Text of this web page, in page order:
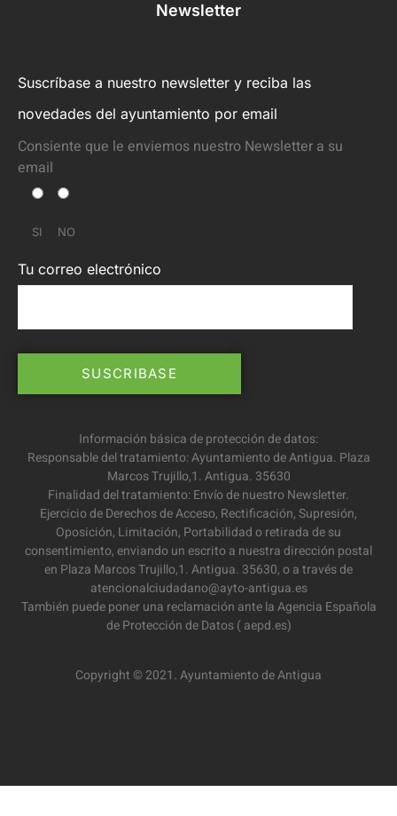
Newsletter
Suscríbase a nuestro newsletter y reciba las
novedades del ayuntamiento por email
Consiente que le enviemos nuestro Newsletter a su
email
SI NO
Tu correo electrónico
Información básica de protección de datos:
Responsable del tratamiento: Ayuntamiento de Antigua. Plaza
Marcos Trujillo,1. Antigua. 35630
Finalidad del tratamiento: Envío de nuestro Newsletter.
Ejercicio de Derechos de Acceso, Rectificación, Supresión,
Oposición, Limitación, Portabilidad o retirada de su
consentimiento, enviando un escrito a nuestra dirección postal
en Plaza Marcos Trujillo,1. Antigua. 35630, o a través de
atencionalciudadano@ayto-antigua.es
También puede poner una reclamación ante la Agencia Española
de Protección de Datos ( aepd.es)
Copyright © 2021. Ayuntamiento de Antigua